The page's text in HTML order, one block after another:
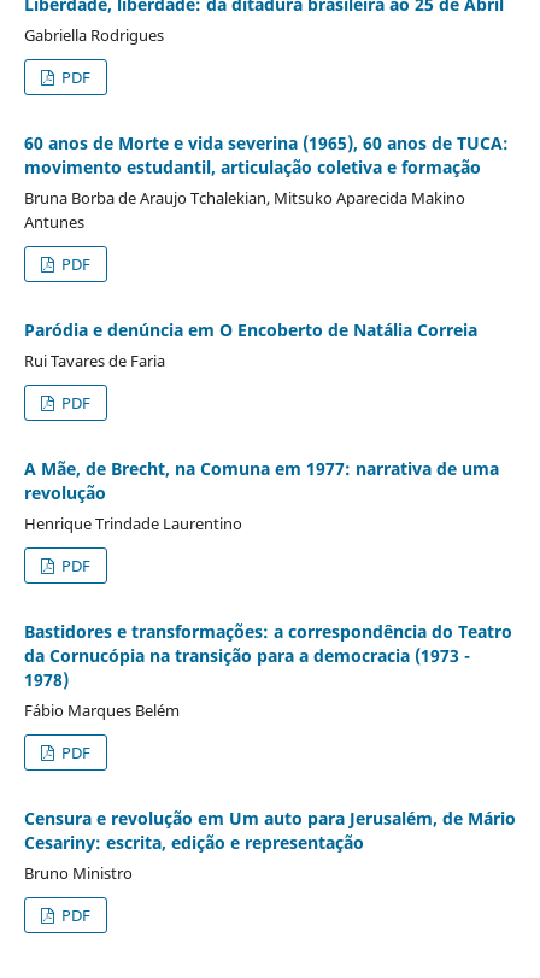
Gabriella Rodrigues
PDF
60 anos de Morte e vida severina (1965), 60 anos de TUCA:
movimento estudantil, articulação coletiva e formação
Bruna Borba de Araujo Tchalekian, Mitsuko Aparecida Makino
Antunes
PDF
Paródia e denúncia em O Encoberto de Natália Correia
Rui Tavares de Faria
PDF
A Mãe, de Brecht, na Comuna em 1977: narrativa de uma
revolução
Henrique Trindade Laurentino
PDF
Bastidores e transformações: a correspondência do Teatro
da Cornucópia na transição para a democracia (1973 -
1978)
Fábio Marques Belém
PDF
Censura e revolução em Um auto para Jerusalém, de Mário
Cesariny: escrita, edição e representação
Bruno Ministro
PDF